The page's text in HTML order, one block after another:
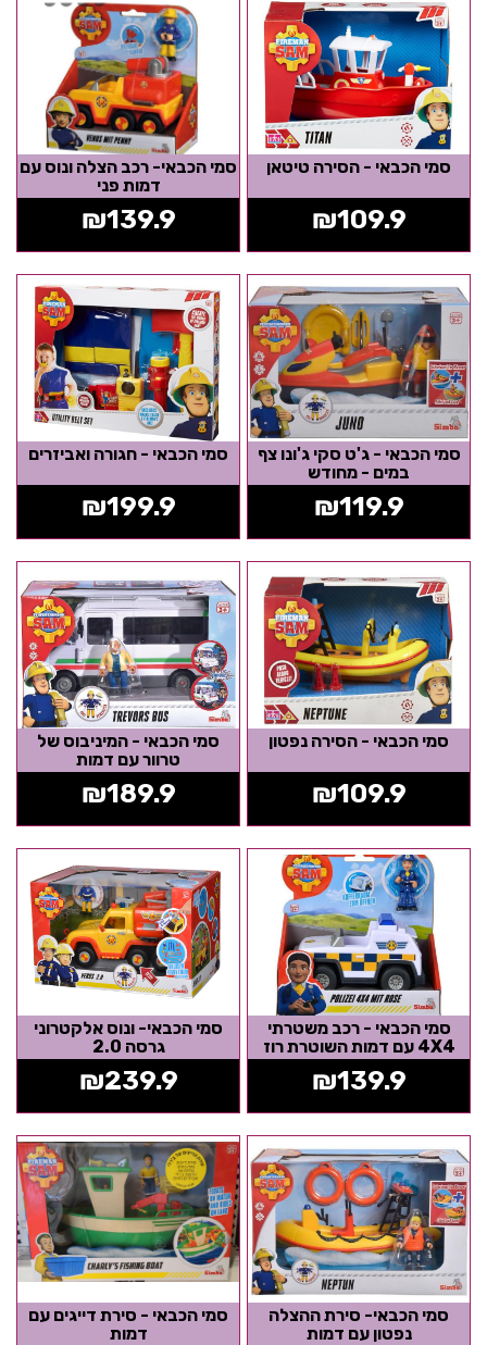
סמי הכבאי - הסירה טיטאן
₪109.9
סמי הכבאי- רכב הצלה ונוס עם
דמות פני
₪139.9
סמי הכבאי - ג'ט סקי ג'ונו צף
במים - מחודש
₪119.9
סמי הכבאי - חגורה ואביזרים
₪199.9
סמי הכבאי - הסירה נפטון
₪109.9
סמי הכבאי - המיניבוס של
טרוור עם דמות
₪189.9
סמי הכבאי - רכב משטרתי
4X4 עם דמות השוטרת רוז
₪139.9
סמי הכבאי- ונוס אלקטרוני
גרסה 2.0
₪239.9
סמי הכבאי- סירת ההצלה
נפטון עם דמות
סמי הכבאי - סירת דייגים עם
דמות